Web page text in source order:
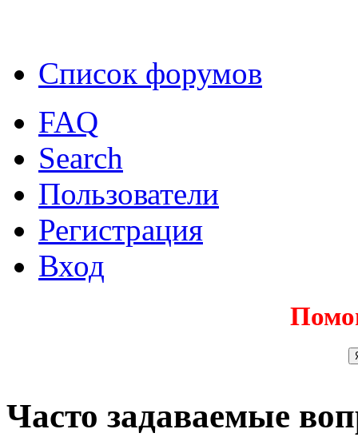
Список форумов
FAQ
Search
Пользователи
Регистрация
Вход
Часто задаваемые